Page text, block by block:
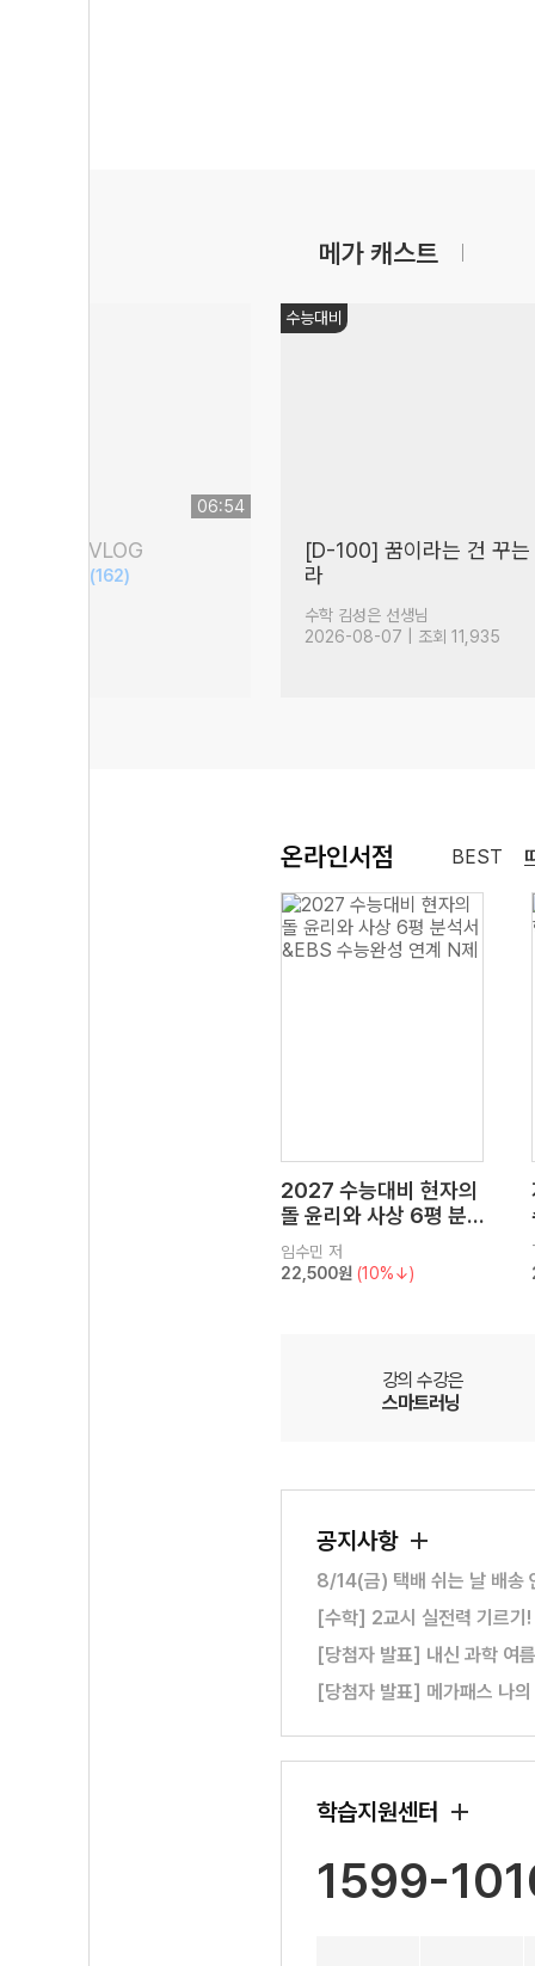
메가 캐스트
06:54
회 현장 VLOG
(162)
수능대비
[D-100] 꿈이라는 건 꾸는
라
수학 김성은 선생님
2026-08-07 | 조회 11,935
온라인서점 BEST
2027 수능대비 현자의
돌 윤리와 사상 6평 분
석서&EBS 수능완성 연
계 N제
임수민 저
22,500원 (10%↓)
강의 수강은
스마트러닝
공지사항
8/14(금) 택배 쉬는 날 배송
[수학] 2교시 실전력 기르기
[당첨자 발표] 내신 과학 여
[당첨자 발표] 메가패스 나
학습지원센터
1599-